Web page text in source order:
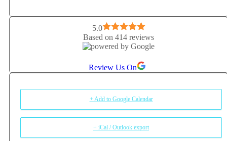
5.0
Based on 414 reviews
Review Us On
+ Add to Google Calendar
+ iCal / Outlook export